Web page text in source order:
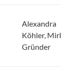
Alexandra
Köhler, Mirko
Gründer